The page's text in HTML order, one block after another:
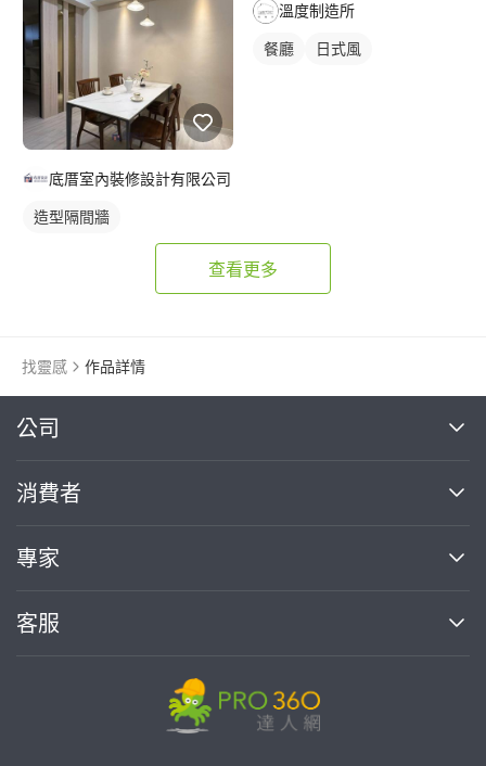
底厝室內裝修設計有限公司
造型隔間牆
溫度制造所
餐廳 日式風
查看更多
找靈感 作品詳情
公司
關於我們
部落格
加入我們
消費者
買服務
熱門服務
專家
案件中心
客服
繼續完成